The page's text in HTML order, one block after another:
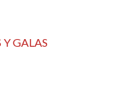
Y GALAS